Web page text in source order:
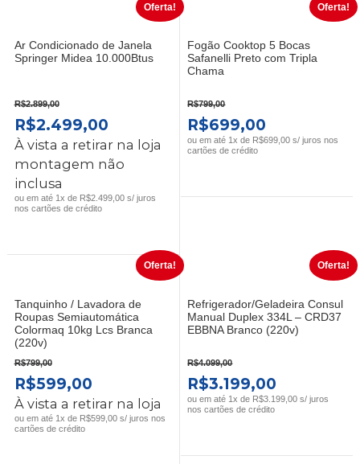
Oferta!
Ar Condicionado de Janela
Springer Midea 10.000Btus
R$2.899,00
O
PREÇO
ORIGINAL
ERA:
R$2.899,00.
R$2.499,00O
PREÇO
ATUAL
R$2.499,00.
À vista a retirar na loja
montagem não
inclusa
ou em até 1x de R$2.499,00 s/ juros
nos cartões de crédito
Oferta!
Fogão Cooktop 5 Bocas
Safanelli Preto com Tripla
Chama
R$799,00
O
PREÇO
R$799,00.
R$699,00
PREÇO
R$699,00.
ou em até 1x de R$699,00 s/ juros nos
cartões de crédito
Oferta!
Tanquinho / Lavadora de
Roupas Semiautomática
Colormaq 10kg Lcs Branca
(220v)
R$799,00
O
PREÇO
ORIGINAL
R$599,00O
PREÇO
ATUAL
À vista a retirar na loja
ou em até 1x de R$599,00 s/ juros nos
cartões de crédito
Oferta!
Refrigerador/Geladeira Consul
Manual Duplex 334L – CRD37
EBBNA Branco (220v)
R$4.099,00
O
PREÇO
R$4.099,00.
R$3.199,00
PREÇO
ou em até 1x de R$3.199,00 s/ juros
nos cartões de crédito